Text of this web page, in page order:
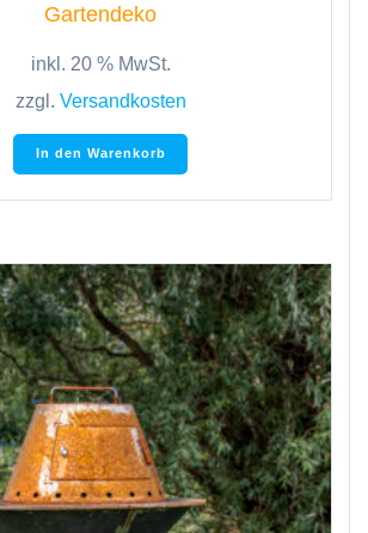
Gartendeko
inkl. 20 % MwSt.
zzgl. Versandkosten
In den Warenkorb